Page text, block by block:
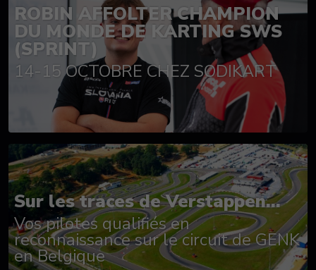
ROBIN AFFOLTER CHAMPION
DU MONDE DE KARTING SWS
(SPRINT)
14-15 OCTOBRE CHEZ SODIKART
Sur les traces de Verstappen...
Vos pilotes qualifiés en
reconnaissance sur le circuit de GENK
en Belgique